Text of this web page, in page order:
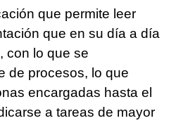
que permite leer
que en su día a día
con lo que se
de procesos, lo que
encargadas hasta el
a tareas de mayor